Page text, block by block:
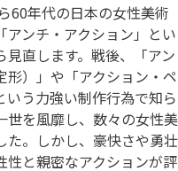
60年代の日本の女性美術
アンチ・アクション」とい
見直します。戦後、「アン
形）」や「アクション・ペ
いう力強い制作行為で知ら
世を風靡し、数々の女性美
た。しかし、豪快さや勇壮
性と親密なアクションが評